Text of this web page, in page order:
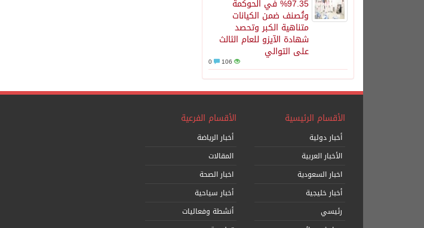
97.35% في الحوكمة
وتُصنف ضمن الكيانات
متناهية الكبر وتحصد
شهادة الآيزو للعام الثالث
على التوالي
106
الأقسام الرئيسية
أخبار دولية
الأخبار العربية
اخبار السعودية
أخبار خليجية
رئيسي
الأقسام الفرعية
أخبار الرياضة
المقالات
اخبار الصحة
أخبار سياحية
أنشطة وفعاليات